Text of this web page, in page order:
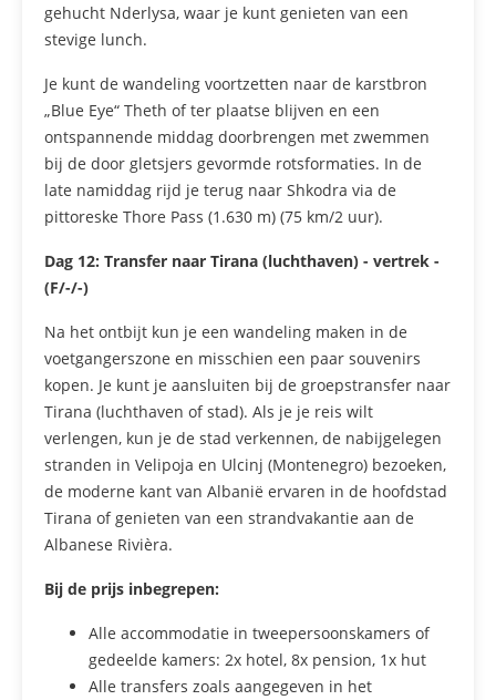
gehucht Nderlysa, waar je kunt genieten van een
stevige lunch.
Je kunt de wandeling voortzetten naar de karstbron
„Blue Eye“ Theth of ter plaatse blijven en een
ontspannende middag doorbrengen met zwemmen
bij de door gletsjers gevormde rotsformaties. In de
late namiddag rijd je terug naar Shkodra via de
pittoreske Thore Pass (1.630 m) (75 km/2 uur).
Dag 12: Transfer naar Tirana (luchthaven) - vertrek -
(F/-/-)
Na het ontbijt kun je een wandeling maken in de
voetgangerszone en misschien een paar souvenirs
kopen. Je kunt je aansluiten bij de groepstransfer naar
Tirana (luchthaven of stad). Als je je reis wilt
verlengen, kun je de stad verkennen, de nabijgelegen
stranden in Velipoja en Ulcinj (Montenegro) bezoeken,
de moderne kant van Albanië ervaren in de hoofdstad
Tirana of genieten van een strandvakantie aan de
Albanese Rivièra.
Bij de prijs inbegrepen:
Alle accommodatie in tweepersoonskamers of
gedeelde kamers: 2x hotel, 8x pension, 1x hut
Alle transfers zoals aangegeven in het